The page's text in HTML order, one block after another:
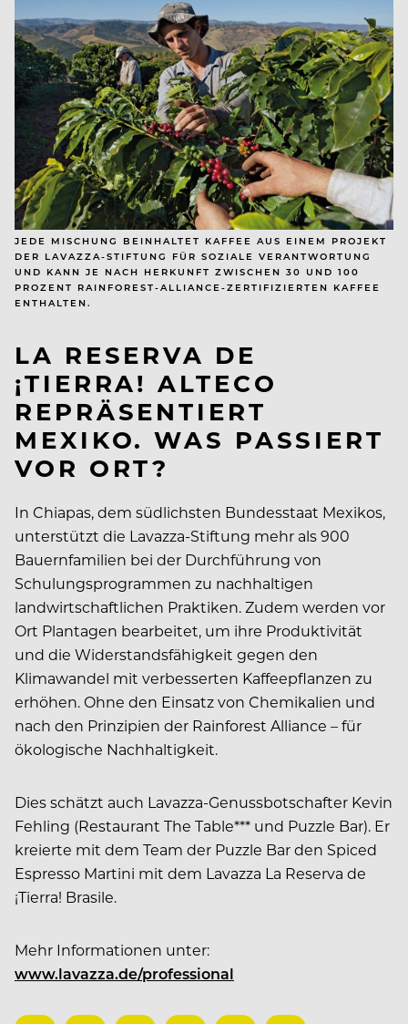
JEDE MISCHUNG BEINHALTET KAFFEE AUS EINEM PROJEKT
DER LAVAZZA-STIFTUNG FÜR SOZIALE VERANTWORTUNG
UND KANN JE NACH HERKUNFT ZWISCHEN 30 UND 100
PROZENT RAINFOREST-ALLIANCE-ZERTIFIZIERTEN KAFFEE
ENTHALTEN.
LA RESERVA DE
¡TIERRA! ALTECO
REPRÄSENTIERT
MEXIKO. WAS PASSIERT
VOR ORT?
In Chiapas, dem südlichsten Bundesstaat Mexikos,
unterstützt die Lavazza-Stiftung mehr als 900
Bauernfamilien bei der Durchführung von
Schulungsprogrammen zu nachhaltigen
landwirtschaftlichen Praktiken. Zudem werden vor
Ort Plantagen bearbeitet, um ihre Produktivität
und die Widerstandsfähigkeit gegen den
Klimawandel mit verbesserten Kaffeepflanzen zu
erhöhen. Ohne den Einsatz von Chemikalien und
nach den Prinzipien der Rainforest Alliance – für
ökologische Nachhaltigkeit.
Dies schätzt auch Lavazza-Genussbotschafter Kevin
Fehling (Restaurant The Table*** und Puzzle Bar). Er
kreierte mit dem Team der Puzzle Bar den Spiced
Espresso Martini mit dem Lavazza La Reserva de
¡Tierra! Brasile.
Mehr Informationen unter:
www.lavazza.de/professional